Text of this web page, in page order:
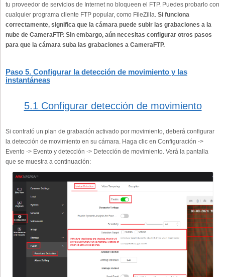
tu proveedor de servicios de Internet no bloqueen el FTP. Puedes probarlo con
cualquier programa cliente FTP popular, como FileZilla. Si funciona
correctamente, significa que la cámara puede subir las grabaciones a la
nube de CameraFTP. Sin embargo, aún necesitas configurar otros pasos
para que la cámara suba las grabaciones a CameraFTP.
Paso 5. Configurar la detección de movimiento y las
instantáneas
5.1 Configurar detección de movimiento
Si contrató un plan de grabación activado por movimiento, deberá configurar
la detección de movimiento en su cámara. Haga clic en Configuración ->
Evento -> Evento y detección -> Detección de movimiento. Verá la pantalla
que se muestra a continuación: